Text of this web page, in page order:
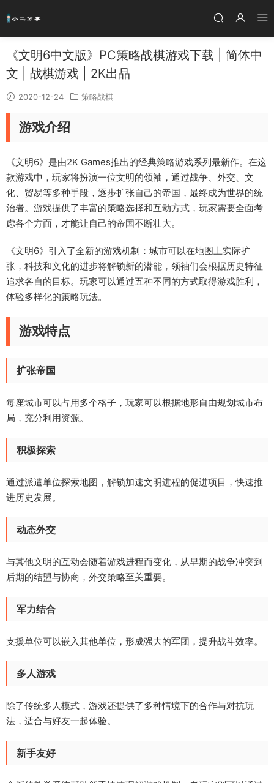
《文明6中文版》PC策略战棋游戏下载 | 简体中
文 | 战棋游戏 | 2K出品
2020-12-24 策略战棋
游戏介绍
《文明6》是由2K Games推出的经典策略游戏系列最新作。在这
款游戏中，玩家将扮演一位文明的领袖，通过战争、外交、文
化、贸易等多种手段，逐步扩张自己的帝国，最终成为世界的统
治者。游戏提供了丰富的策略选择和互动方式，玩家需要全面考
虑各个方面，才能让自己的帝国不断壮大。
《文明6》引入了全新的游戏机制：城市可以在地图上实际扩
张，科技和文化的进步将解锁新的潜能，领袖们会根据历史特征
追求各自的目标。玩家可以通过五种不同的方式取得游戏胜利，
体验多样化的策略玩法。
游戏特点
扩张帝国
每座城市可以占用多个格子，玩家可以根据地形自由规划城市布
局，充分利用资源。
积极探索
通过派遣单位探索地图，解锁加速文明进程的促进项目，快速推
进历史发展。
动态外交
与其他文明的互动会随着游戏进程而变化，从早期的战争冲突到
后期的结盟与协商，外交策略至关重要。
军力结合
支援单位可以嵌入其他单位，形成强大的军团，提升战斗效率。
多人游戏
除了传统多人模式，游戏还提供了多种情境下的合作与对抗玩
法，适合与好友一起体验。
新手友好